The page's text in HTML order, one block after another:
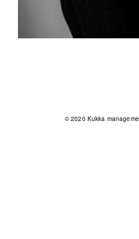
© 2020 Kukka